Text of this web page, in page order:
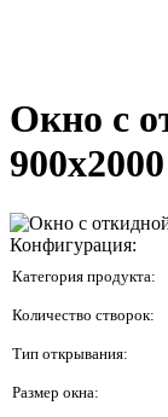
Окно с
900x2000
Конфигурация:
Категория продукта:
Количество створок:
Тип открывания:
Размер окна: